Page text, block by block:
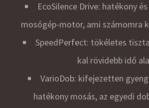
EcoSilence Drive: hatékony
mosógép-motor, ami számomra
SpeedPerfect: tökéletes
kal rövidebb idő
VarioDob: kifejezetten
hatékony mosás, az egyedi